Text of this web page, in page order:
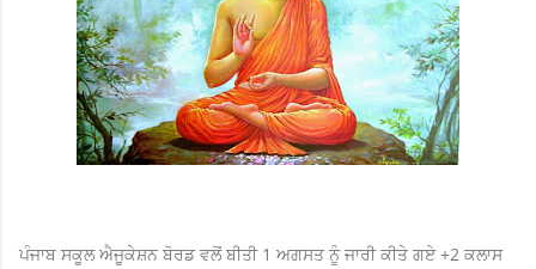
ਪੰਜਾਬ ਸਕੂਲ ਐਜੂਕੇਸ਼ਨ ਬੋਰਡ ਵਲੋਂ ਬੀਤੀ 1 ਅਗਸਤ ਨੂੰ ਜਾਰੀ ਕੀਤੇ ਗਏ +2 ਕਲਾਸ